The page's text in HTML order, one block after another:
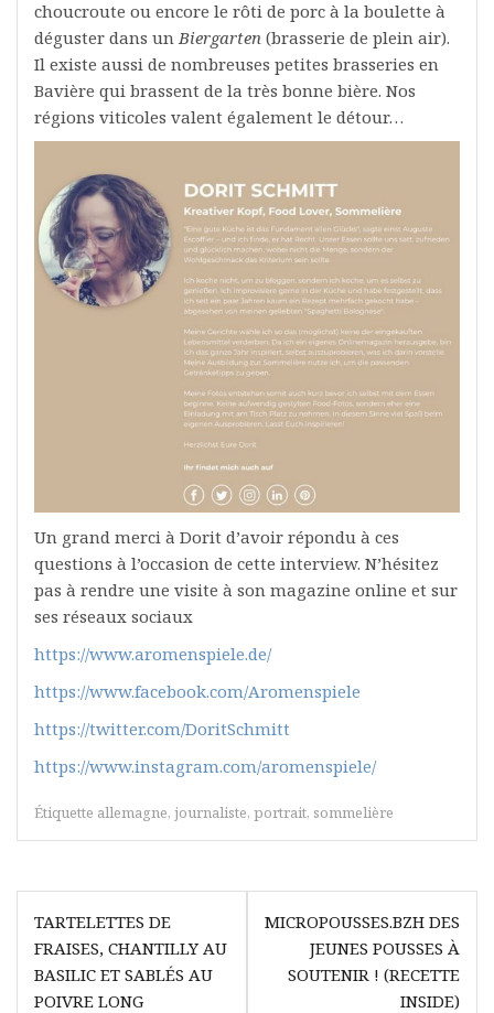
choucroute ou encore le rôti de porc à la boulette à
déguster dans un Biergarten (brasserie de plein air).
Il existe aussi de nombreuses petites brasseries en
Bavière qui brassent de la très bonne bière. Nos
régions viticoles valent également le détour…
Un grand merci à Dorit d’avoir répondu à ces
questions à l’occasion de cette interview. N’hésitez
pas à rendre une visite à son magazine online et sur
ses réseaux sociaux
https://www.aromenspiele.de/
https://www.facebook.com/Aromenspiele
https://twitter.com/DoritSchmitt
https://www.instagram.com/aromenspiele/
Étiquette allemagne, journaliste, portrait, sommelière
Navigation
de
l’article
TARTELETTES DE
FRAISES, CHANTILLY AU
BASILIC ET SABLÉS AU
POIVRE LONG
MICROPOUSSES.BZH DES
JEUNES POUSSES À
SOUTENIR ! (RECETTE
INSIDE)